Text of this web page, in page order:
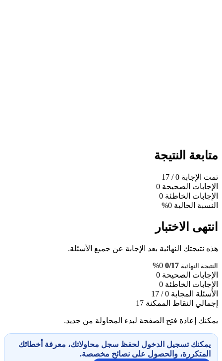
متابعة النتيجة
تمت الإجابة 0
/ 17
الإجابات الصحيحة 0
الإجابات الخاطئة 0
النسبة الحالية 0%
انتهى الاختبار
هذه نتيجتك النهائية بعد الإجابة عن جميع الأسئلة.
النتيجة النهائية 0/17
0%
الإجابات الصحيحة 0
الإجابات الخاطئة 0
الأسئلة المجابة 0 / 17
إجمالي النقاط الممكنة 17
يمكنك إعادة فتح الصفحة لبدء المحاولة من جديد.
يمكنك تسجيل الدخول لحفظ سجل محاولاتك، معرفة أخطائك
المتكررة، والحصول على نصائح مخصصة.